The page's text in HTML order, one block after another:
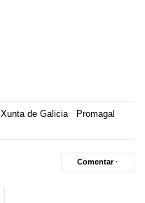
Xunta de Galicia
Promagal
Comentar ·